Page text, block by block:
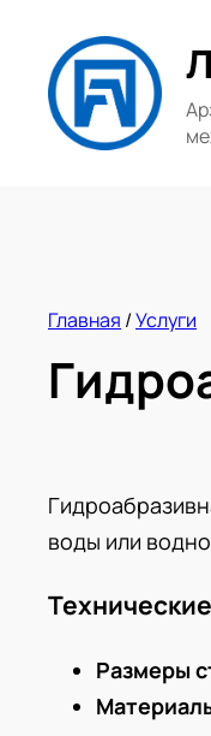
Главная /Услуги
воды или
Размеры